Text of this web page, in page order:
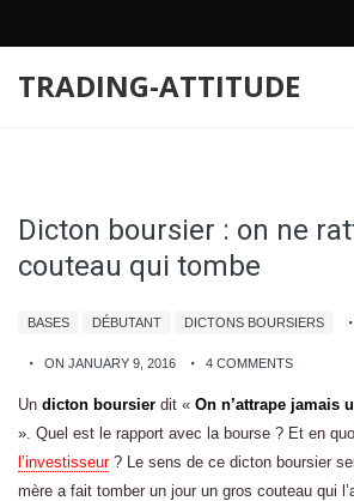
TRADING-ATTITUDE
Dicton boursier : on ne
couteau qui tombe
BASES DÉBUTANT DICTONS BOURSIERS
ON JANUARY 9, 2016 4 COMMENTS
Un dicton boursier dit « On n’attrape jamais
». Quel est le rapport avec la bourse ? Et en
l’investisseur? Le sens de ce dicton boursier
mère a fait tomber un jour un gros couteau qui